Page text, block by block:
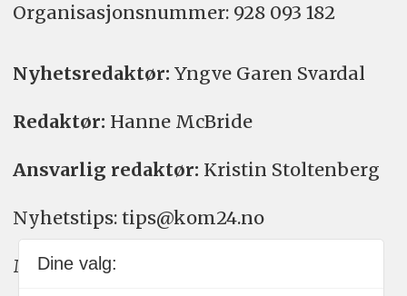
Organisasjons­nummer: 928 093 182
Nyhetsredaktør: Yngve Garen Svardal
Redaktør: Hanne McBride
Ansvarlig redaktør: Kristin Stoltenberg
Nyhetstips: tips@kom24.no
Meninger: meninger@kom24.no
Dine valg: